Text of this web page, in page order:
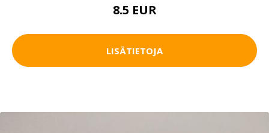
8.5 EUR
LISÄTIETOJA